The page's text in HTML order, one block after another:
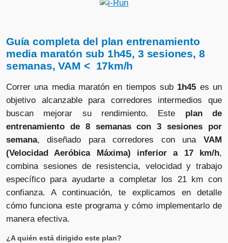
Guía completa del plan entrenamiento
media maratón sub 1h45, 3 sesiones, 8
semanas, VAM < 17km/h
Correr una media maratón en tiempos sub 1h45 es un
objetivo alcanzable para corredores intermedios que
buscan mejorar su rendimiento. Este plan de
entrenamiento de 8 semanas con 3 sesiones por
semana, diseñado para corredores con una VAM
(Velocidad Aeróbica Máxima) inferior a 17 km/h,
combina sesiones de resistencia, velocidad y trabajo
específico para ayudarte a completar los 21 km con
confianza. A continuación, te explicamos en detalle
cómo funciona este programa y cómo implementarlo de
manera efectiva.
¿A quién está dirigido este plan?